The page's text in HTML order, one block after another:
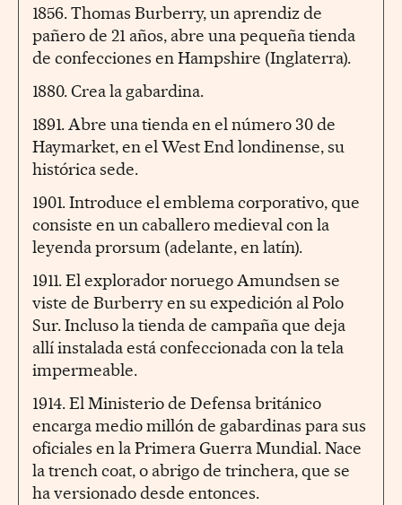
1856. Thomas Burberry, un aprendiz de
pañero de 21 años, abre una pequeña tienda
de confecciones en Hampshire (Inglaterra).
1880. Crea la gabardina.
1891. Abre una tienda en el número 30 de
Haymarket, en el West End londinense, su
histórica sede.
1901. Introduce el emblema corporativo, que
consiste en un caballero medieval con la
leyenda prorsum (adelante, en latín).
1911. El explorador noruego Amundsen se
viste de Burberry en su expedición al Polo
Sur. Incluso la tienda de campaña que deja
allí instalada está confeccionada con la tela
impermeable.
1914. El Ministerio de Defensa británico
encarga medio millón de gabardinas para sus
oficiales en la Primera Guerra Mundial. Nace
la trench coat, o abrigo de trinchera, que se
ha versionado desde entonces.